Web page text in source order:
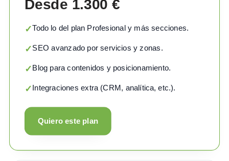
Desde 1.300 €
✓Todo lo del plan Profesional y más secciones.
✓SEO avanzado por servicios y zonas.
✓Blog para contenidos y posicionamiento.
✓Integraciones extra (CRM, analítica, etc.).
Quiero este plan